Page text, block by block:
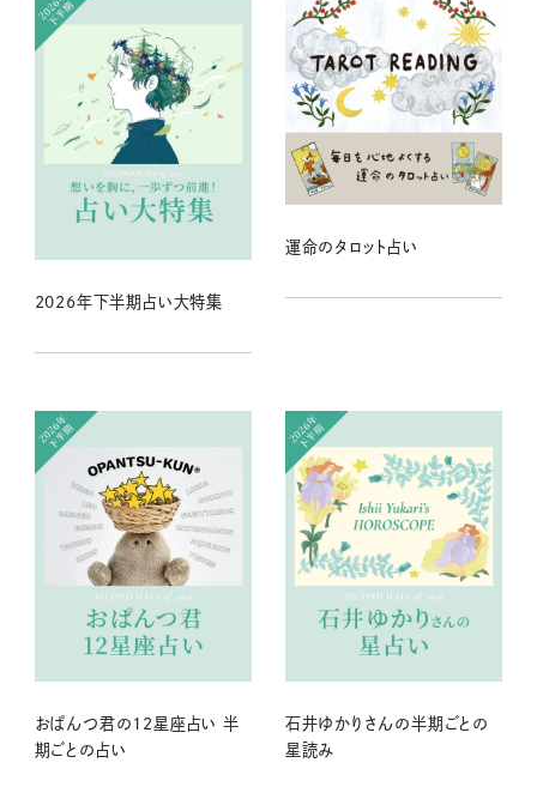
2026年下半期占い大特集
運命のタロット占い
おぱんつ君の12星座占い 半
期ごとの占い
石井ゆかりさんの半期ごとの
星読み